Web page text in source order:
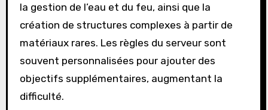
la gestion de l’eau et du feu, ainsi que la
création de structures complexes à partir de
matériaux rares. Les règles du serveur sont
souvent personnalisées pour ajouter des
objectifs supplémentaires, augmentant la
difficulté.